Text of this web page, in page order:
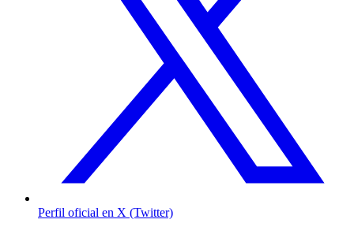
Perfil oficial en X (Twitter)